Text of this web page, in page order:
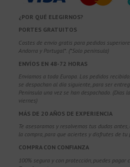
¿POR QUÉ ELEGIRNOS?
PORTES GRATUITOS
Costes de envío gratis para pedidos
Andorra y Portugal*. (*Solo península)
ENVÍOS EN 48-72 HORAS
Enviamos a toda Europa. Los pedidos
se despachan al día siguiente, para ser
Península una vez se han despachado. (Días
viernes)
MÁS DE 20 AÑOS DE EXPERIENCIA
Te asesoramos y resolvemos tus dudas
la compra, para que aciertes y disfrutes de tu
COMPRA CON CONFIANZA
100% segura y con protección, puedes pagar